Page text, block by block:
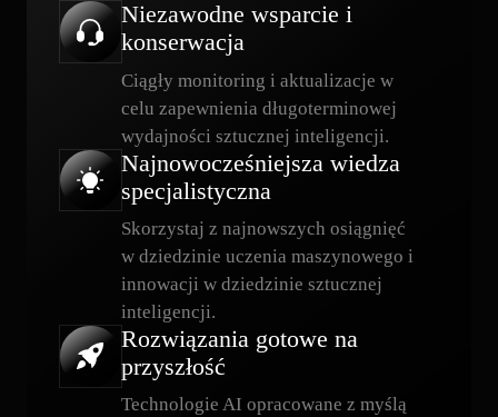
Niezawodne wsparcie i
konserwacja
Ciągły monitoring i aktualizacje w
celu zapewnienia długoterminowej
wydajności sztucznej inteligencji.
Najnowocześniejsza wiedza
specjalistyczna
Skorzystaj z najnowszych osiągnięć
w dziedzinie uczenia maszynowego i
innowacji w dziedzinie sztucznej
inteligencji.
Rozwiązania gotowe na
przyszłość
Technologie AI opracowane z myślą